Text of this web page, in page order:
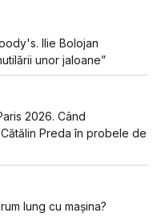
Ilie Bolojan
unor jaloane”
2026. Când
Preda în probele de
lung cu mașina?